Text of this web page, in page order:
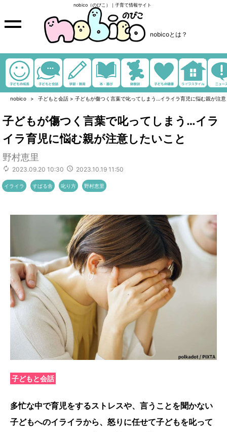
nobico（のびこ）｜子育て情報サイト
nobicoとは？
nobico 子どもと会話 > 子どもが傷つく言葉で叱ってしまう…イライラ育児に悩む親が注
子どもが傷つく言葉で叱ってしまう…イラ
イラ育児に悩む親が注意したいこと
野村恵里
2023.09.20 10:30 2023.10.19 11:50
イライラ すばる舎 叱り方 野村恵里
子どもと会話
多忙な中で育児をするストレスや、言うことを聞かない
子どもへのイライラから、怒りに任せて子どもを叱って